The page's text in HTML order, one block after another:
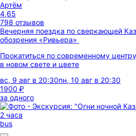
Артём
4,65
798 отзывов
Вечерняя поездка по сверкающей
обозрения «Ривьера»
Прокатиться по современному
в новом свете и цвете
вс, 9 авг в 20:30пн, 10 авг в 20:30
1900 ₽
за одного
2 часа
bus